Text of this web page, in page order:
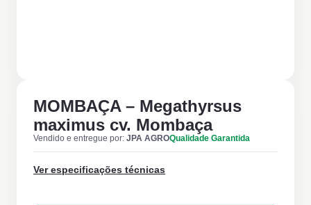
MOMBAÇA – Megathyrsus
maximus cv. Mombaça
Vendido e entregue por: JPA AGROQualidade Garantida
Ver especificações técnicas